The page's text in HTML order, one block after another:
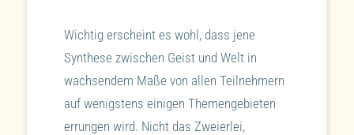
Wichtig erscheint es wohl, dass jene
Synthese zwischen Geist und Welt in
wachsendem Maße von allen Teilnehmern
auf wenigstens einigen Themengebieten
errungen wird. Nicht das Zweierlei,